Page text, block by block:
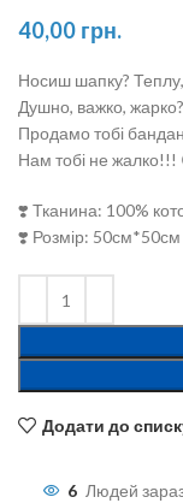
40,00 грн.
Носиш шапку?
Душно, важко,
Продамо тобі
Нам тобі не жалко!!!
❣️ Тканина: 100%
❣️ Розмір: 50см*50см
Додати до
6 Людей